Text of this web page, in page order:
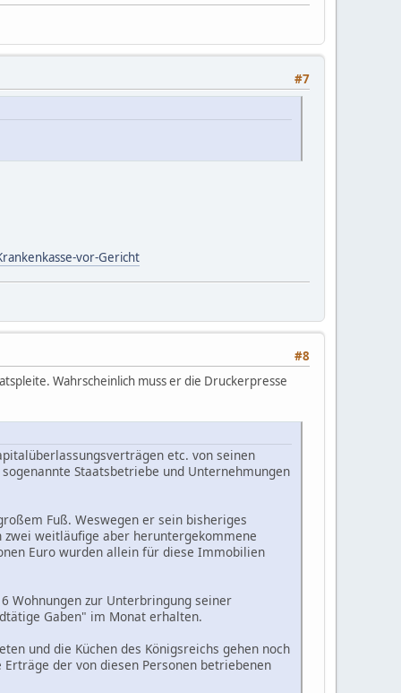
#7
vor-Gericht
#8
Wahrscheinlich muss er die Druckerpresse
etc. von seinen
Staatsbetriebe und Unternehmungen
Fuß. Weswegen er sein bisheriges
weitläufige aber heruntergekommene
Euro wurden allein für diese Immobilien
Wohnungen zur Unterbringung seiner
Gaben" im Monat erhalten.
und die Küchen des Königsreichs gehen noch
der von diesen Personen betriebenen